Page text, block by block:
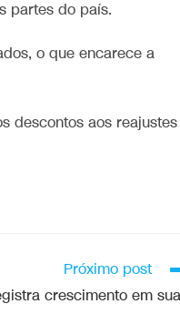
partes do país.
o que encarece a
descontos aos reajustes
Próximo post
crescimento em